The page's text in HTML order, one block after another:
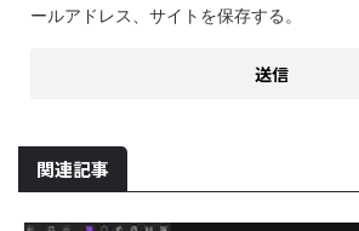
ールアドレス、サイトを保存する。
関連記事